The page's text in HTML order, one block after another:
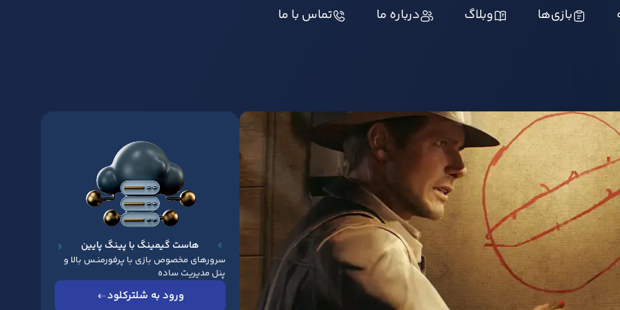
بازی‌ها وبلاگ درباره ما تماس با ما
هاست گیمینگ با پینگ پایین
سرورهای مخصوص بازی با پرفورمنـس بالا و
پنل مدیریت ساده
ورود به شلترکلود